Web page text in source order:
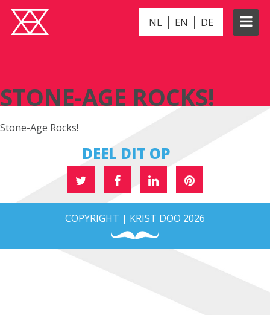
NL EN DE
STONE-AGE ROCKS!
Stone-Age Rocks!
DEEL DIT OP
COPYRIGHT | KRIST DOO 2026